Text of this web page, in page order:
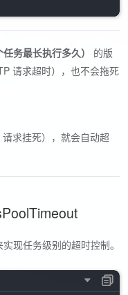
务最长执行多久）
的版
请求超时），也不会拖死
求挂死），就会自动超
实现任务级别的超时控制。